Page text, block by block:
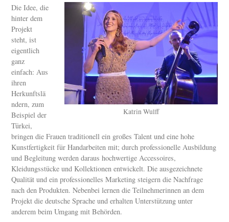
Katrin Wulff
Die Idee, die
hinter dem
Projekt
steht, ist
eigentlich
ganz
einfach: Aus
ihren
Herkunftslä
ndern, zum
Beispiel der
Türkei,
bringen die Frauen traditionell ein großes Talent und eine hohe
Kunstfertigkeit für Handarbeiten mit; durch professionelle Ausbildung
und Begleitung werden daraus hochwertige Accessoires,
Kleidungsstücke und Kollektionen entwickelt. Die ausgezeichnete
Qualität und ein professionelles Marketing steigern die Nachfrage
nach den Produkten. Nebenbei lernen die Teilnehmerinnen an dem
Projekt die deutsche Sprache und erhalten Unterstützung unter
anderem beim Umgang mit Behörden.